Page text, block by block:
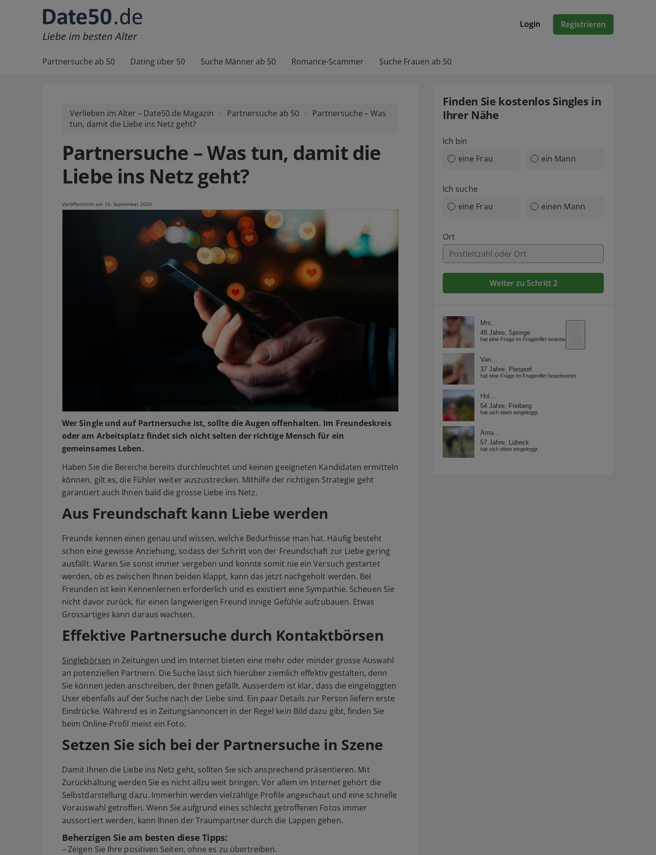
Login Registrieren
Partnersuche ab 50 Dating über 50 Suche Männer ab 50 Romance-Scammer Suche Frauen ab 50
Verlieben im Alter – Date50.de Magazin Partnersuche ab 50
Partnersuche – Was
tun, damit die Liebe ins Netz geht?
Partnersuche – Was tun, damit die
Liebe ins Netz geht?
Veröffentlicht am 10. September 2020
Wer Single und auf Partnersuche ist, sollte die Augen offenhalten. Im Freundeskreis
oder am Arbeitsplatz findet sich nicht selten der richtige Mensch für ein
gemeinsames Leben.
Haben Sie die Bereiche bereits durchleuchtet und keinen geeigneten Kandidaten ermitteln
können, gilt es, die Fühler weiter auszustrecken. Mithilfe der richtigen Strategie geht
garantiert auch Ihnen bald die grosse Liebe ins Netz.
Aus Freundschaft kann Liebe werden
Freunde kennen einen genau und wissen, welche Bedürfnisse man hat. Häufig besteht
schon eine gewisse Anziehung, sodass der Schritt von der Freundschaft zur Liebe gering
ausfällt. Waren Sie sonst immer vergeben und konnte somit nie ein Versuch gestartet
werden, ob es zwischen Ihnen beiden klappt, kann das jetzt nachgeholt werden. Bei
Freunden ist kein Kennenlernen erforderlich und es existiert eine Sympathie. Scheuen Sie
nicht davor zurück, für einen langwierigen Freund innige Gefühle aufzubauen. Etwas
Grossartiges kann daraus wachsen.
Effektive Partnersuche durch Kontaktbörsen
Singlebörsen in Zeitungen und im Internet bieten eine mehr oder minder grosse Auswahl
an potenziellen Partnern. Die Suche lässt sich hierüber ziemlich effektiv gestalten, denn
Sie können jeden anschreiben, der Ihnen gefällt. Ausserdem ist klar, dass die eingeloggten
User ebenfalls auf der Suche nach der Liebe sind. Ein paar Details zur Person liefern erste
Eindrücke. Während es in Zeitungsannoncen in der Regel kein Bild dazu gibt, finden Sie
beim Online-Profil meist ein Foto.
Setzen Sie sich bei der Partnersuche in Szene
Damit Ihnen die Liebe ins Netz geht, sollten Sie sich ansprechend präsentieren. Mit
Zurückhaltung werden Sie es nicht allzu weit bringen. Vor allem im Internet gehört die
Selbstdarstellung dazu. Immerhin werden vielzählige Profile angeschaut und eine schnelle
Vorauswahl getroffen. Wenn Sie aufgrund eines schlecht getroffenen Fotos immer
aussortiert werden, kann Ihnen der Traumpartner durch die Lappen gehen.
Beherzigen Sie am besten diese Tipps:
– Zeigen Sie Ihre positiven Seiten, ohne es zu übertreiben.